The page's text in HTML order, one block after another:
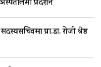
प्रदर्शन
प्रा.डा. रोजी श्रेष्ठ